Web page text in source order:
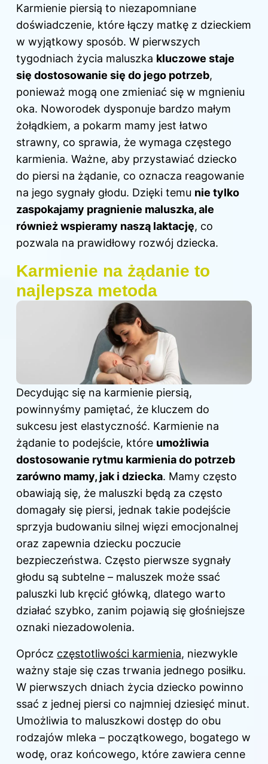
Karmienie piersią to niezapomniane
doświadczenie, które łączy matkę z dzieckiem
w wyjątkowy sposób. W pierwszych
tygodniach życia maluszka kluczowe staje
się dostosowanie się do jego potrzeb,
ponieważ mogą one zmieniać się w mgnieniu
oka. Noworodek dysponuje bardzo małym
żołądkiem, a pokarm mamy jest łatwo
strawny, co sprawia, że wymaga częstego
karmienia. Ważne, aby przystawiać dziecko
do piersi na żądanie, co oznacza reagowanie
na jego sygnały głodu. Dzięki temu nie tylko
zaspokajamy pragnienie maluszka, ale
również wspieramy naszą laktację, co
pozwala na prawidłowy rozwój dziecka.
Karmienie na żądanie to
najlepsza metoda
Decydując się na karmienie piersią,
powinnyśmy pamiętać, że kluczem do
sukcesu jest elastyczność. Karmienie na
żądanie to podejście, które umożliwia
dostosowanie rytmu karmienia do potrzeb
zarówno mamy, jak i dziecka. Mamy często
obawiają się, że maluszki będą za często
domagały się piersi, jednak takie podejście
sprzyja budowaniu silnej więzi emocjonalnej
oraz zapewnia dziecku poczucie
bezpieczeństwa. Często pierwsze sygnały
głodu są subtelne – maluszek może ssać
paluszki lub kręcić główką, dlatego warto
działać szybko, zanim pojawią się głośniejsze
oznaki niezadowolenia.
Oprócz częstotliwości karmienia, niezwykle
ważny staje się czas trwania jednego posiłku.
W pierwszych dniach życia dziecko powinno
ssać z jednej piersi co najmniej dziesięć minut.
Umożliwia to maluszkowi dostęp do obu
rodzajów mleka – początkowego, bogatego w
wodę, oraz końcowego, które zawiera cenne